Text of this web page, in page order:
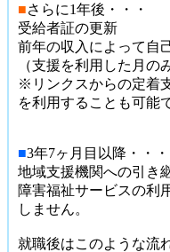
■さらに1年後・・・
受給者証の更新
前年の収入によって自
（支援を利用した月の
※リンクスからの定着
を利用することも可能
■3年7ヶ月目以降・・・
地域支援機関への引き
障害福祉サービスの利
しません。
就職後はこのような流